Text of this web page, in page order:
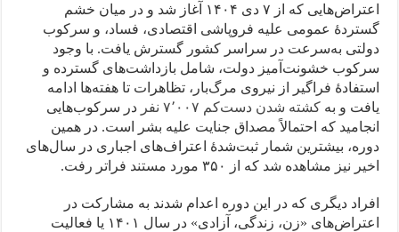
اعتراض‌هایی که از ۷ دی‌ ۱۴۰۴ آغاز شد و در میان خشم
گستردهٔ عمومی علیه فروپاشی اقتصادی، فساد، و سرکوب
دولتی به‌سرعت در سراسر کشور گسترش یافت. با وجود
سرکوب خشونت‌آمیز دولت، شامل بازداشت‌های گسترده و
استفادهٔ فراگیر از نیروی مرگ‌بار، تظاهرات تا هفته‌ها ادامه
یافت و بهکشته شدن دست‌کم ۷٬۰۰۷ نفر
در سرکوب‌هایی
انجامید که احتمالاً مصداق جنایت علیه بشر است. در همین
دوره، بیشترین شمار ثبت‌شدهٔ اعتراف‌های اجباری در سال‌های
اخیر نیز مشاهده شد که از ۳۵۰ مورد مستند فراتر رفت.
افراد دیگری که در این دوره اعدام شدند به مشارکت در
اعتراض‌های «زن، زندگی، آزادی» در سال ۱۴۰۱ یا فعالیت